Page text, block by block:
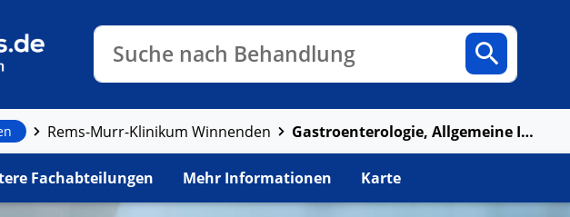
Suche nach Behandlung
Rems-Murr-Klinikum Winnenden Gastroenterologie, Allgemeine Innere Medizin und Geriatrie
Fachabteilungen Mehr Informationen Karte